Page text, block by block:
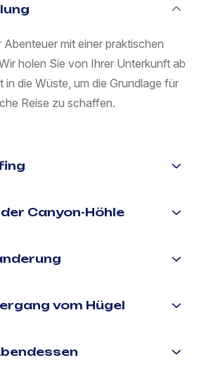
Abenteuer mit einer praktischen
holen Sie von Ihrer Unterkunft ab
in die Wüste, um die Grundlage für
Reise zu schaffen.
Canyon-Höhle
vom Hügel